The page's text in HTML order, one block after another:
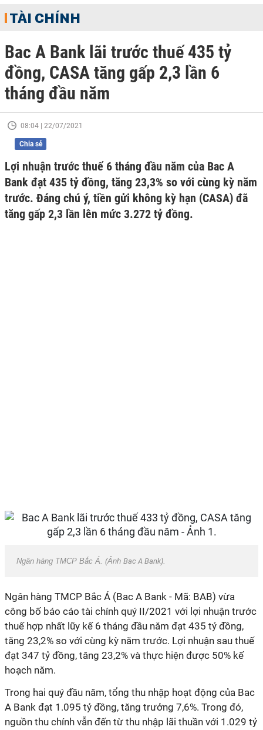
TÀI CHÍNH
Bac A Bank lãi trước thuế 435 tỷ
đồng, CASA tăng gấp 2,3 lần 6
tháng đầu năm
08:04 | 22/07/2021
Chia sẻ
Lợi nhuận trước thuế 6 tháng đầu năm của Bac A
Bank đạt 435 tỷ đồng, tăng 23,3% so với cùng kỳ năm
trước. Đáng chú ý, tiền gửi không kỳ hạn (CASA) đã
tăng gấp 2,3 lần lên mức 3.272 tỷ đồng.
Ngân hàng TMCP Bắc Á. (Ảnh Bac A Bank).
Ngân hàng TMCP Bắc Á (Bac A Bank - Mã: BAB) vừa
công bố báo cáo tài chính quý II/2021 với lợi nhuận trước
thuế hợp nhất lũy kế 6 tháng đầu năm đạt 435 tỷ đồng,
tăng 23,2% so với cùng kỳ năm trước. Lợi nhuận sau thuế
đạt 347 tỷ đồng, tăng 23,2% và thực hiện được 50% kế
hoạch năm.
Trong hai quý đầu năm, tổng thu nhập hoạt động của Bac
A Bank đạt 1.095 tỷ đồng, tăng trưởng 7,6%. Trong đó,
nguồn thu chính vẫn đến từ thu nhập lãi thuần với 1.029 tỷ